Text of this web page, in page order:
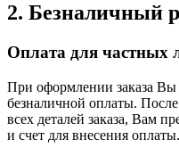
2. Безналичный
Оплата для частных
При оформлении заказа Вы
безналичной оплаты.
всех деталей заказа, Вам
и счет для внесения оплаты.